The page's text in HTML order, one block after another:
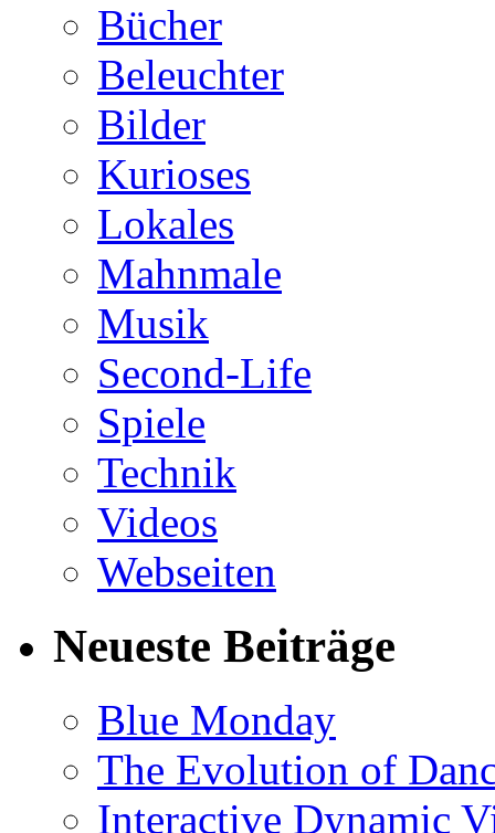
Bücher
Beleuchter
Bilder
Kurioses
Lokales
Mahnmale
Musik
Second-Life
Spiele
Technik
Videos
Webseiten
Neueste Beiträge
Blue Monday
The Evolution of
Interactive Dynamic